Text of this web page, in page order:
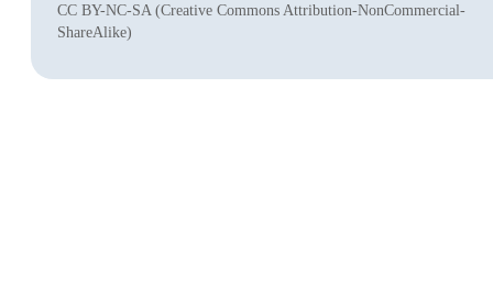
CC BY-NC-SA (Creative Commons Attribution-NonCommercial-
ShareAlike)